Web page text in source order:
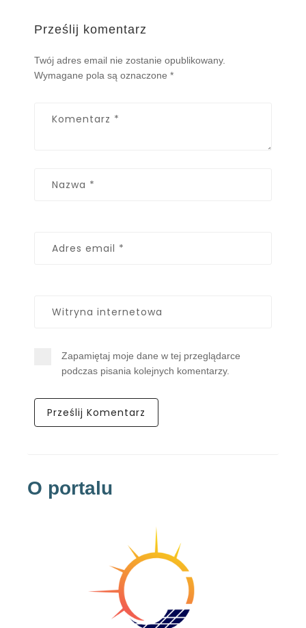
Prześlij komentarz
Twój adres email nie zostanie opublikowany.
Wymagane pola są oznaczone*
Zapamiętaj moje dane w tej przeglądarce
podczas pisania kolejnych komentarzy.
O portalu